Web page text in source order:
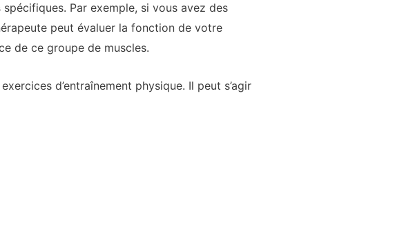
Par exemple, si vous avez des
peut évaluer la fonction de votre
de ce groupe de muscles.
d’entraînement physique. Il peut s’agir